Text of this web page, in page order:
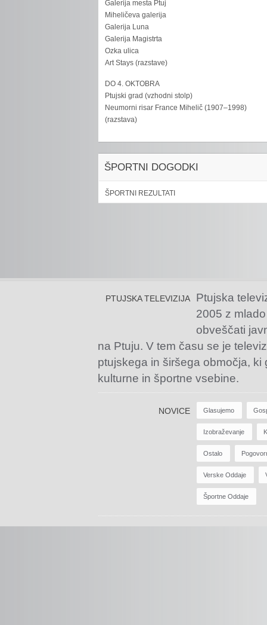
Galerija mesta Ptuj
Miheličeva galerija
Galerija Luna
Galerija Magistrta
Ozka ulica
Art Stays (razstave)
DO 4. OKTOBRA
Ptujski grad (vzhodni stolp)
Neumorni risar France Mihelič (1907–1998)
(razstava)
ŠPORTNI DOGODKI
ŠPORTNI REZULTATI
PTUJSKA TELEVIZIJA
Ptujska
2005 z
obveščati
na Ptuju. V tem času se je
ptujskega in širšega območja,
kulturne in športne vsebine.
NOVICE Glasujemo
Izobraževanje
Ostalo
Verske Oddaje
Športne Oddaje